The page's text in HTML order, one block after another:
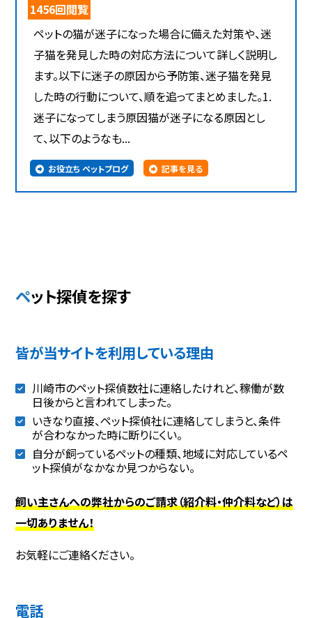
1456回閲覧
ペットの猫が迷子になった場合に備えた対策や、迷
子猫を発見した時の対応方法について詳しく説明し
ます。以下に迷子の原因から予防策、迷子猫を発見
した時の行動について、順を追ってまとめました。1.
迷子になってしまう原因猫が迷子になる原因とし
て、以下のようなも...
お役立ち ペットブログ 記事を見る
ペット探偵を探す
皆が当サイトを利用している理由
川崎市のペット探偵数社に連絡したけれど、稼働が数
日後からと言われてしまった。
いきなり直接、ペット探偵社に連絡してしまうと、条件
が合わなかった時に断りにくい。
自分が飼っているペットの種類、地域に対応しているペ
ット探偵がなかなか見つからない。
飼い主さんへの弊社からのご請求（紹介料・仲介料など）は
一切ありません！
お気軽にご連絡ください。
電話